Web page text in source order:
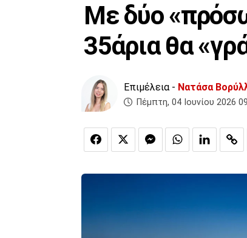
Με δύο
35άρια θα
Επιμέλεια - Νατάσα
Πέμπτη, 04 Ιουνίου 2026